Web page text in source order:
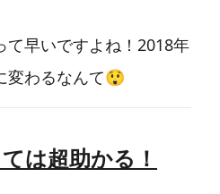
て早いですよね！2018年
変わるなんて😲
は超助かる！